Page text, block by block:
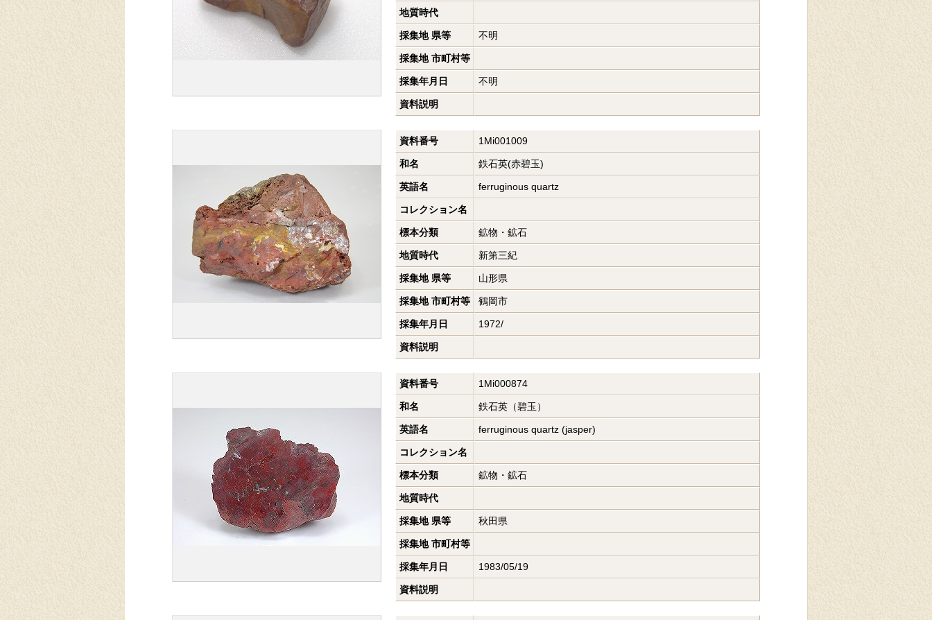
地質時代
採集地 県等 不明
採集地 市町村等
採集年月日 不明
資料説明
資料番号 1Mi001009
和名 鉄石英(赤碧玉)
英語名 ferruginous quartz
コレクション名
標本分類 鉱物・鉱石
地質時代 新第三紀
採集地 県等 山形県
採集地 市町村等 鶴岡市
採集年月日 1972/
資料説明
資料番号 1Mi000874
和名 鉄石英（碧玉）
英語名 ferruginous quartz (jasper)
コレクション名
標本分類 鉱物・鉱石
地質時代
採集地 県等 秋田県
採集地 市町村等
採集年月日 1983/05/19
資料説明